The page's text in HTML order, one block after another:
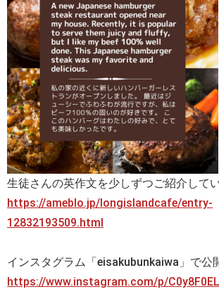
生徒さんの英作文を少しずつご紹介してい
https://ameblo.jp/longislandcafe/entry-
12832193509.html
インスタグラム「eisakubunkaiwa」で公
https://www.instagram.com/p/